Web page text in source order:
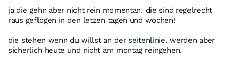
ja die gehn aber nicht rein momentan. die sind regelrecht
raus geflogen in den letzen tagen und wochen!
die stehen wenn du willst an der seitenlinie. werden aber
sicherlich heute und nicht am montag reingehen.